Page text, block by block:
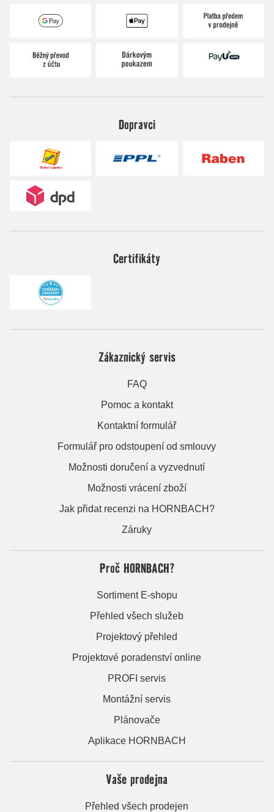
Dopravci
Certifikáty
Zákaznický servis
FAQ
Pomoc a kontakt
Kontaktní formulář
Formulář pro odstoupení od smlouvy
Možnosti doručení a vyzvednutí
Možnosti vrácení zboží
Jak přidat recenzi na HORNBACH?
Záruky
Proč HORNBACH?
Sortiment E-shopu
Přehled všech služeb
Projektový přehled
Projektové poradenství online
PROFI servis
Montážní servis
Plánovače
Aplikace HORNBACH
Vaše prodejna
Přehled všech prodejen